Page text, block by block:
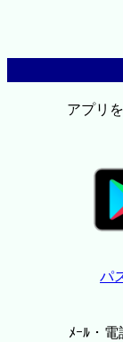
アプリ
パ
ﾒｰﾙ・